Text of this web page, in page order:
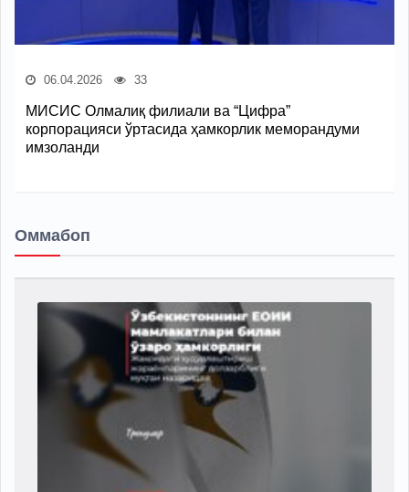
06.04.2026 33
МИСИС Олмалиқ филиали ва “Цифра”
корпорацияси ўртасида ҳамкорлик меморандуми
имзоланди
Оммабоп